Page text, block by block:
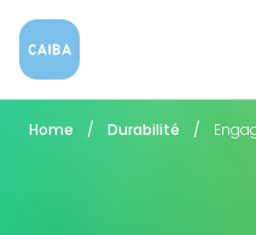
Home Durabilité